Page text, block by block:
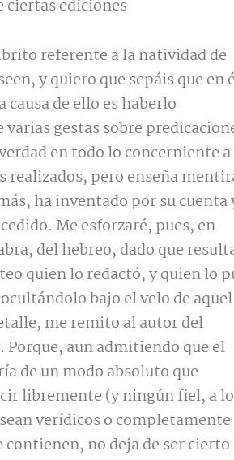
ciertas ediciones
referente a la natividad de
y quiero que sepáis que en
de ello es haberlo
gestas sobre
en todo lo concerniente
realizados, pero enseña
ha inventado por su cuenta
Me esforzaré, pues, en
del hebreo, dado que
quien lo redactó, y quien lo
bajo el velo de aquel
me remito al autor del
Porque, aun admitiendo que el
de un modo absoluto que
libremente (y ningún fiel, a lo
verídicos o completamente
no deja de ser cierto